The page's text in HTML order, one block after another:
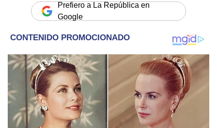
Prefiero a La República en
Google